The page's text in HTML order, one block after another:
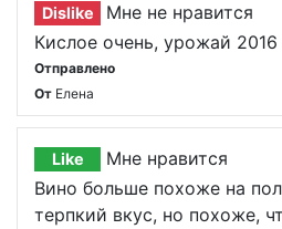
Dislike
Мне не нравится
Кислое очень, урожай
Отправлено
От Елена
Like
Мне нравится
Вино больше похоже на
терпкий вкус, но похоже,